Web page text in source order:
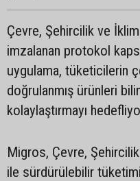
Çevre, Şehircilik ve
imzalanan protokol
uygulama, tüketicilerin
doğrulanmış ürünleri
kolaylaştırmayı
Migros, Çevre,
ile sürdürülebilir